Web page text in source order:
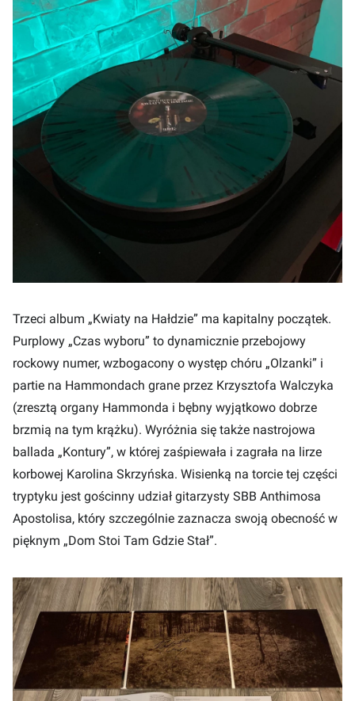
Trzeci album „Kwiaty na Hałdzie” ma kapitalny początek.
Purplowy „Czas wyboru” to dynamicznie przebojowy
rockowy numer, wzbogacony o występ chóru „Olzanki” i
partie na Hammondach grane przez Krzysztofa Walczyka
(zresztą organy Hammonda i bębny wyjątkowo dobrze
brzmią na tym krążku). Wyróżnia się także nastrojowa
ballada „Kontury”, w której zaśpiewała i zagrała na lirze
korbowej Karolina Skrzyńska. Wisienką na torcie tej części
tryptyku jest gościnny udział gitarzysty SBB Anthimosa
Apostolisa, który szczególnie zaznacza swoją obecność w
pięknym „Dom Stoi Tam Gdzie Stał”.